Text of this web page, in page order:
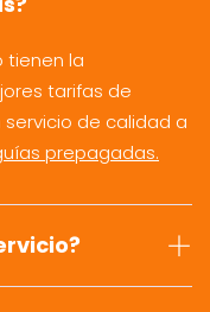
tienen la
tarifas de
de calidad a
prepagadas.